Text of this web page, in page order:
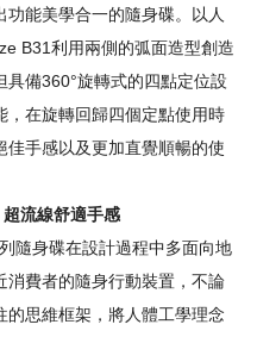
能美學合一的隨身碟。以人
B31利用兩側的弧面造型創造
備360°旋轉式的四點定位設
，在旋轉回歸四個定點使用時
手感以及更加直覺順暢的使
超流線舒適手感
身碟在設計過程中多面向地
消費者的隨身行動裝置，不論
思維框架，將人體工學理念